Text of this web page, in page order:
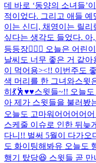
데 바로 ‘동양의 소녀들’
적이었다. 그리고 애들
이는 신디, 채영이는 릴
싶다는 생각도 들었다. 아
등등장🧚🏻‍♀️ 오늘은 어린
날씨도 너무 좋은 거 같
이 먹어용><!! 이번주도
색 머리를 한 그녀와스윗
히💃🕺♥️♥️스윗들~!! 오늘
아 제가 스윗들을 불러봤
오늘도 고마워어어어어
스케줄 이슈로 인한 뒤늦
다니!! 벌써 5월이 다가오
도 화이팅해봐유 오늘도
행기 탔당😆 스윗들 곧 만